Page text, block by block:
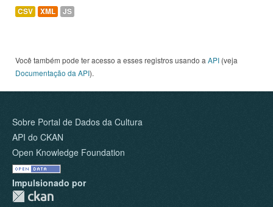
CSV XML JS
Você também pode ter acesso a esses registros usando a API (veja
Documentação da API).
Sobre Portal de Dados da Cultura
API do CKAN
Open Knowledge Foundation
Impulsionado por